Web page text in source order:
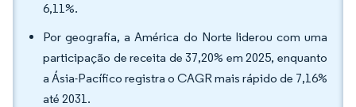
6,11%.
Por geografia, a América do Norte liderou com uma
participação de receita de 37,20% em 2025, enquanto
a Ásia-Pacífico registra o CAGR mais rápido de 7,16%
até 2031.